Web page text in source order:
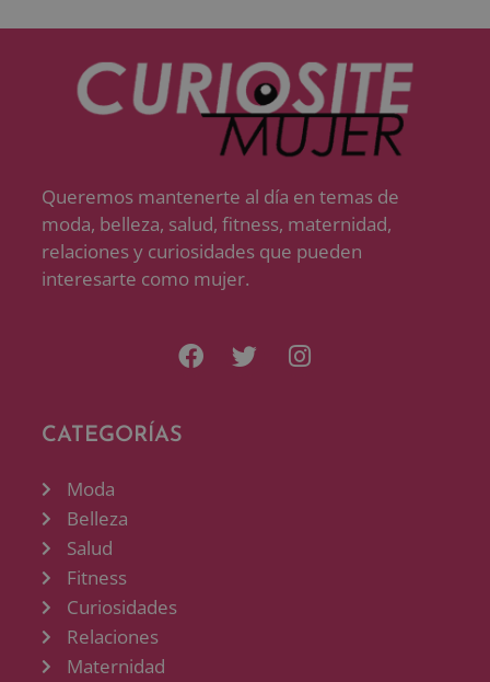
Queremos mantenerte al día en temas de
moda, belleza, salud, fitness, maternidad,
relaciones y curiosidades que pueden
interesarte como mujer.
CATEGORÍAS
Moda
Belleza
Salud
Fitness
Curiosidades
Relaciones
Maternidad